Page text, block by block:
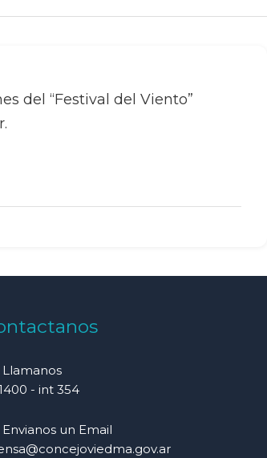
del “Festival del Viento”
Llamanos
- int 354
Envianos un Email